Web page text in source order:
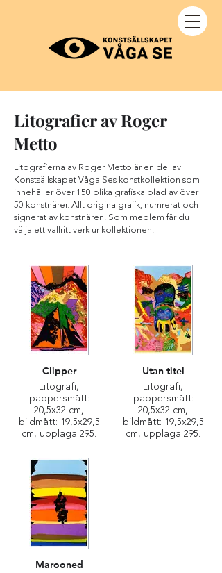
Litografier av Roger
Metto
Litografierna av Roger Metto är en del av
Konstsällskapet Våga Ses konstkollektion som
innehåller över 150 olika grafiska blad av över
50 konstnärer. Allt originalgrafik, numrerat och
signerat av konstnären. Som medlem får du
välja ett valfritt verk ur kollektionen.
Clipper
Litografi,
pappersmått:
20,5x32 cm,
bildmått: 19,5x29,5
cm, upplaga 295.
Utan titel
Litografi,
pappersmått:
20,5x32 cm,
bildmått: 19,5x29,5
cm, upplaga 295.
Marooned